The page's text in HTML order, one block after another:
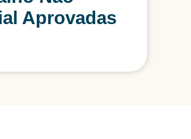
Aprovadas